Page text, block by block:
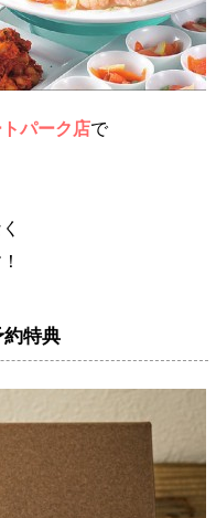
パーク店で
特典